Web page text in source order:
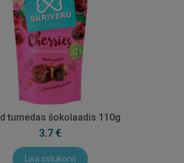
tumedas šokolaadis 110g
3.7 €
Lisa ostukorvi